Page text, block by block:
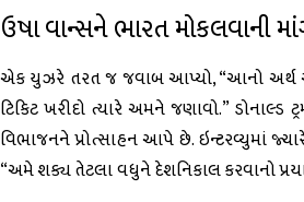
ઉષા વાન્સને ભારત મોકલવાની
એક યુઝરે તરત જ જવાબ આપ્યો, “આનો અર્થ એ
ટિકિટ ખરીદો ત્યારે અમને જણાવો.” ડોનાલ્ડ
વિભાજનને પ્રોત્સાહન આપે છે. ઇન્ટરવ્યુમાં
“અમે શક્ય તેટલા વધુને દેશનિકાલ કરવાનો